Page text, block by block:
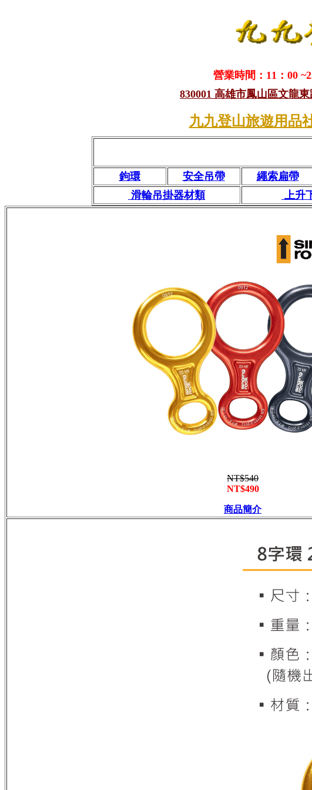
營業時間：11：00
830001 高雄市鳳山區文龍
九九登山旅遊用品
鉤環 安全吊帶 繩索扁帶
滑輪吊掛器材類 上升
NT$540
NT$490
商品簡介